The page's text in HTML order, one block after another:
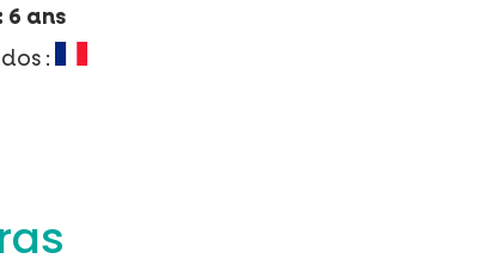
6 ans
: